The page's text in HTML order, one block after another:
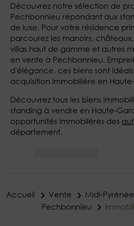
Découvrez notre sélection de
Pechbonnieu répondant aux
de luxe. Pour votre résidence
parcourez les manoirs,
villas haut de gamme et autres
en vente à Pechbonnieu.
d'élégance, ces biens sont
acquisition immobilière en
Découvrez tous les biens
standing à vendre en Haute-
opportunités immobilères des
département.
Accueil Vente Midi-
Pechbonnieu